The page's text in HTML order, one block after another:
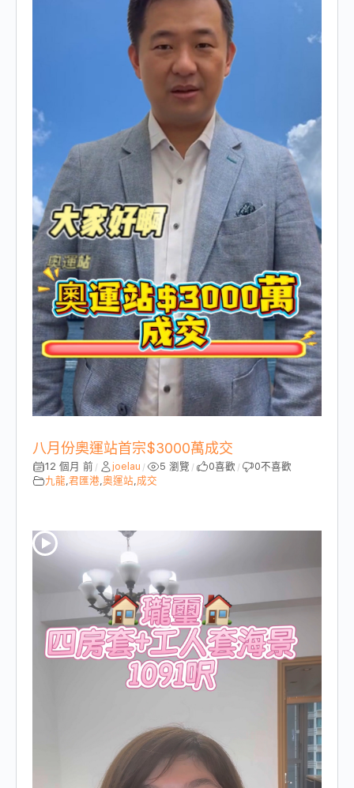
八月份奧運站首宗$3000萬成交
12 個月 前 / joelau / 5 瀏覽 / 0喜歡 / 0不喜歡
九龍,君匯港,奧運站,成交